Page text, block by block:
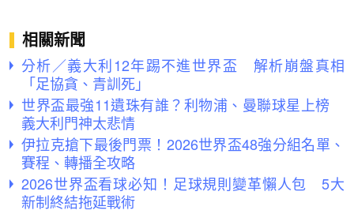
相關新聞
分析／義大利12年踢不進世界盃 解析崩盤真相
「足協貪、青訓死」
世界盃最強11遺珠有誰？利物浦、曼聯球星上榜
義大利門神太悲情
伊拉克搶下最後門票！2026世界盃48強分組名單、
賽程、轉播全攻略
2026世界盃看球必知！足球規則變革懶人包 5大
新制終結拖延戰術